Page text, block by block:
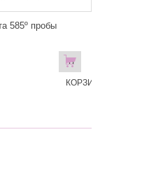
585º пробы
В
КОРЗИНУ!